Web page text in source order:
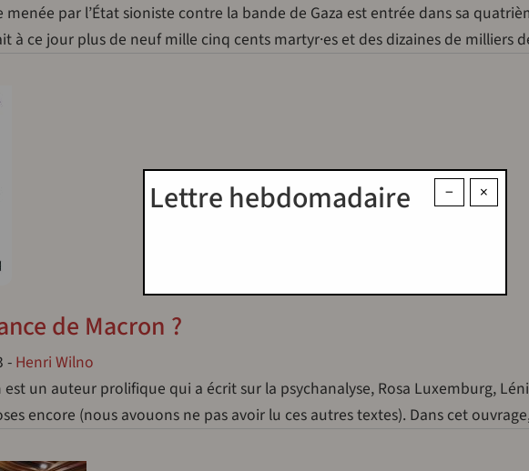
par l’État sioniste contre la bande de Gaza est entrée dans sa
à ce jour plus de neuf mille cinq cents martyr·es et des dizaines de milliers
de Macron ?
- Henri Wilno
un auteur prolifique qui a écrit sur la psychanalyse, Rosa Luxemburg,
encore (nous avouons ne pas avoir lu ces autres textes). Dans cet
×
−
Lettre hebdomadaire